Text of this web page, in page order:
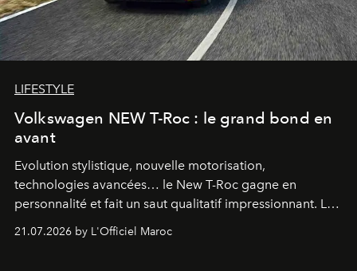
LIFESTYLE
Volkswagen NEW T-Roc : le grand bond en
avant
Evolution stylistique, nouvelle motorisation,
technologies avancées… le New T-Roc gagne en
personnalité et fait un saut qualitatif impressionnant. Le
constructeur allemand a revu en profondeur son SUV
fétiche pour le rendre plus premium. Et le pari semble
21.07.2026 by L'Officiel Maroc